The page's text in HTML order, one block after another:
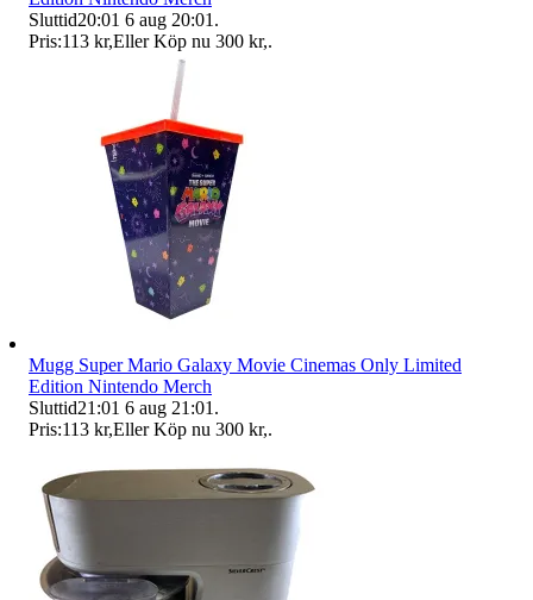
Sluttid20:01 6 aug 20:01 .
Pris:113 kr,Eller Köp nu 300 kr,.
Mugg Super Mario Galaxy Movie Cinemas Only Limited
Edition Nintendo Merch
Sluttid21:01 6 aug 21:01 .
Pris:113 kr,Eller Köp nu 300 kr,.